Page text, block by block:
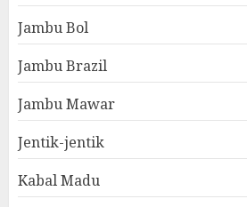
Jambu Bol
Jambu Brazil
Jambu Mawar
Jentik-jentik
Kabal Madu